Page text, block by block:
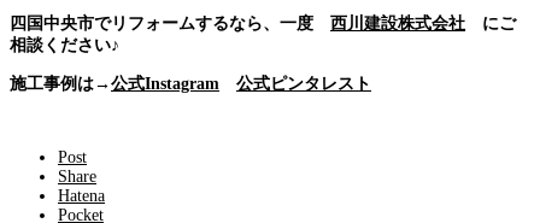
四国中央市でリフォームするなら、一度 西川建設株式会社 にご
相談ください♪
施工事例は→ 公式Instagram 公式ピンタレスト
Post
Share
Hatena
Pocket